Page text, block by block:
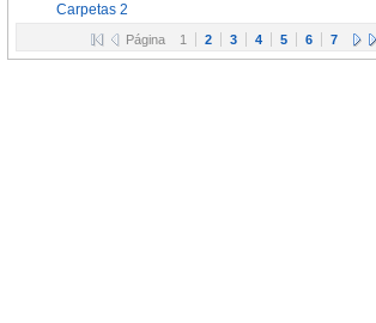
Carpetas 2
Página 1 2 3 4 5 6 7